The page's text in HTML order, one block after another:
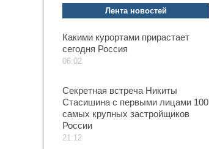
Лента новостей
Какими курортами прирастает
сегодня Россия
06:02
Секретная встреча Никиты
Стасишина с первыми лицами 100
самых крупных застройщиков
России
21:12